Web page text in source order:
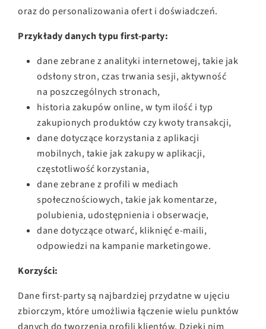
oraz do personalizowania ofert i doświadczeń.
Przykłady danych typu first-party:
dane zebrane z analityki internetowej, takie jak
odsłony stron, czas trwania sesji, aktywność
na poszczególnych stronach,
historia zakupów online, w tym ilość i typ
zakupionych produktów czy kwoty transakcji,
dane dotyczące korzystania z aplikacji
mobilnych, takie jak zakupy w aplikacji,
częstotliwość korzystania,
dane zebrane z profili w mediach
społecznościowych, takie jak komentarze,
polubienia, udostępnienia i obserwacje,
dane dotyczące otwarć, kliknięć e-maili,
odpowiedzi na kampanie marketingowe.
Korzyści:
Dane first-party są najbardziej przydatne w ujęciu
zbiorczym, które umożliwia łączenie wielu punktów